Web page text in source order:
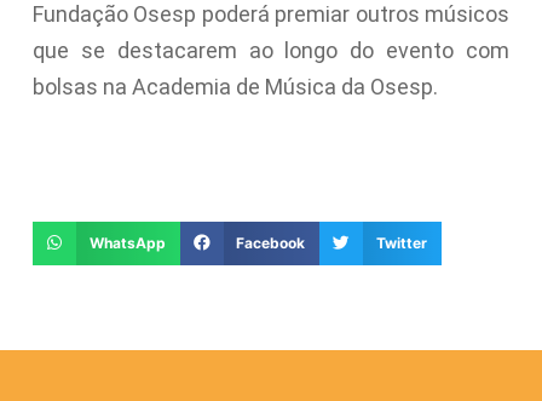
Fundação Osesp poderá premiar outros músicos
que se destacarem ao longo do evento com
bolsas na Academia de Música da Osesp.
WhatsApp Facebook Twitter